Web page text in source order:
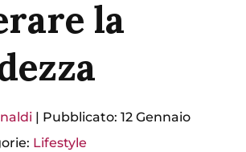
la
| Pubblicato: 12 Gennaio
Lifestyle